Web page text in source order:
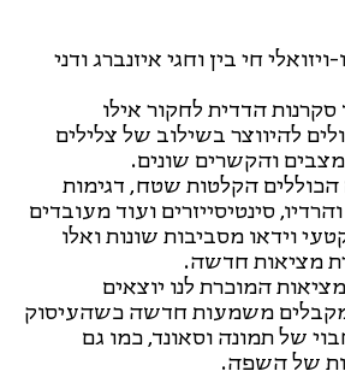
חי בין וחגי איזנברג ודני
סקרנות הדדית לחקור אילו
להיווצר בשילוב של צלילים
והקשרים שונים.
הכוללים הקלטות שטח, דגימות
סינטיסייזרים ועוד מעובדים
וידאו מסביבות שונות ואלו
מציאות חדשה.
המוכרת לנו יוצאים
משמעות חדשה כשהעיסוק
של תמונה וסאונד, כמו גם
של השפה.